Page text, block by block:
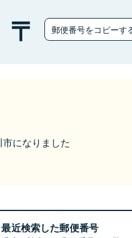
郵便番号をコピーす
になりました
最近検索した郵便番号